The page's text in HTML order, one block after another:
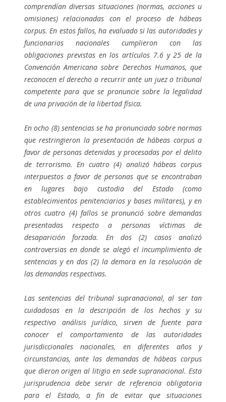
comprendían diversas situaciones (normas, acciones u
omisiones) relacionadas con el proceso de hábeas
corpus. En estos fallos, ha evaluado si las autoridades y
funcionarios nacionales cumplieron con las
obligaciones previstas en los artículos 7.6 y 25 de la
Convención Americana sobre Derechos Humanos, que
reconocen el derecho a recurrir ante un juez o tribunal
competente para que se pronuncie sobre la legalidad
de una privación de la libertad física.
En ocho (8) sentencias se ha pronunciado sobre normas
que restringieron la presentación de hábeas corpus a
favor de personas detenidas y procesadas por el delito
de terrorismo. En cuatro (4) analizó hábeas corpus
interpuestos a favor de personas que se encontraban
en lugares bajo custodia del Estado (como
establecimientos penitenciarios y bases militares), y en
otros cuatro (4) fallos se pronunció sobre demandas
presentadas respecto a personas víctimas de
desaparición forzada. En dos (2) casos analizó
controversias en donde se alegó el incumplimiento de
sentencias y en dos (2) la demora en la resolución de
las demandas respectivas.
Las sentencias del tribunal supranacional, al ser tan
cuidadosas en la descripción de los hechos y su
respectivo análisis jurídico, sirven de fuente para
conocer el comportamiento de las autoridades
jurisdiccionales nacionales, en diferentes años y
circunstancias, ante las demandas de hábeas corpus
que dieron origen al litigio en sede supranacional. Esta
jurisprudencia debe servir de referencia obligatoria
para el Estado, a fin de evitar que situaciones